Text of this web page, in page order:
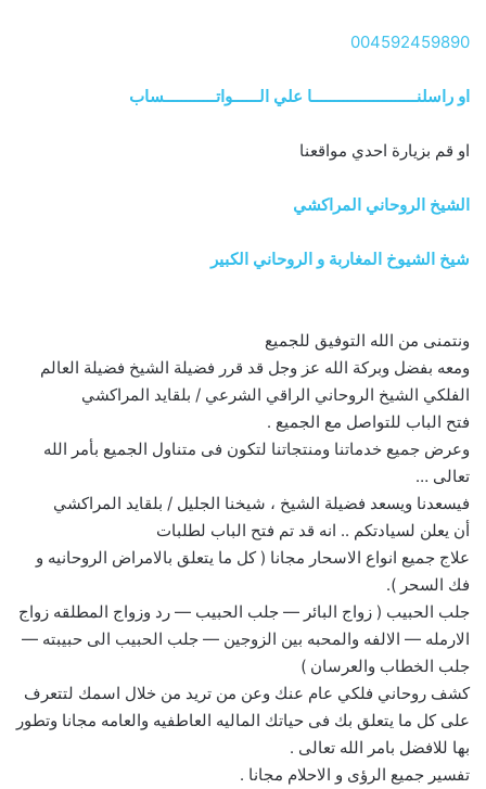
004592459890
او راسلنــــــــــــــــــــــــا علي الــــــواتــــــــــــساب
او قم بزيارة احدي مواقعنا
الشيخ الروحاني المراكشي
شيخ الشيوخ المغاربة و الروحاني الكبير
ونتمنى من الله التوفيق للجميع
ومعه بفضل وبركة الله عز وجل قد قرر فضيلة الشيخ فضيلة العالم
الفلكي الشيخ الروحاني الراقي الشرعي / بلقايد المراكشي
فتح الباب للتواصل مع الجميع .
وعرض جميع خدماتنا ومنتجاتنا لتكون فى متناول الجميع بأمر الله
تعالى …
فيسعدنا ويسعد فضيلة الشيخ ، شيخنا الجليل / بلقايد المراكشي
أن يعلن لسيادتكم .. انه قد تم فتح الباب لطلبات
علاج جميع انواع الاسحار مجانا ( كل ما يتعلق بالامراض الروحانيه و
فك السحر ).
جلب الحبيب ( زواج البائر — جلب الحبيب — رد وزواج المطلقه زواج
الارمله — الالفه والمحبه بين الزوجين — جلب الحبيب الى حبيبته —
جلب الخطاب والعرسان )
كشف روحاني فلكي عام عنك وعن من تريد من خلال اسمك لتتعرف
على كل ما يتعلق بك فى حياتك الماليه العاطفيه والعامه مجانا وتطور
بها للافضل بامر الله تعالى .
تفسير جميع الرؤى و الاحلام مجانا .